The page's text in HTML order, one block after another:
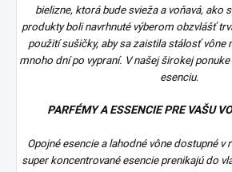
bielizne, ktorá bude svieža a voňavá, ako
produkty boli navrhnuté výberom obzvlášť
použití sušičky, aby sa zaistila stálosť vône
mnoho dní po vypraní. V našej širokej
esenciu.
PARFÉMY A ESSENCIE PRE VAŠU
Opojné esencie a lahodné vône dostupné v
super koncentrované esencie prenikajú do